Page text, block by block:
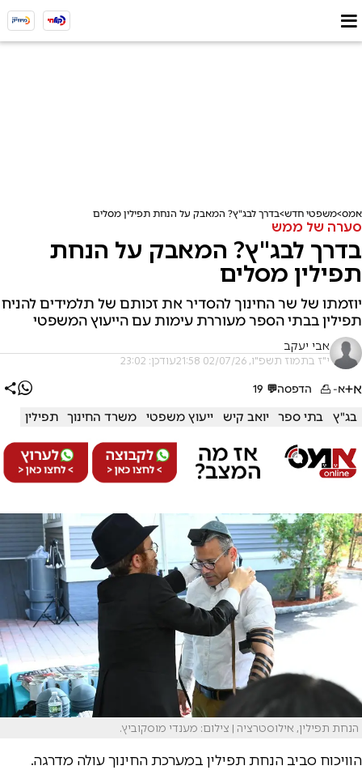
אמס משפטי חדש בדרך לבג"ץ? המאבק על הנחת תפילין מסלים
סערה של ממש
בדרך לבג"ץ? המאבק על הנחת
תפילין מסלים
יוזמתו של שר החינוך להסדיר את זכותם של תלמידים להניח
תפילין בבתי הספר מעוררת עימות עם הייעוץ המשפטי
אבי יעקב
י"ז בתמוז תשפ"ו, 02/07/26 21:58 עודכן: 23:02
א+א- הדפסה💬
19
בג"ץ בתי ספר יואב קיש ייעוץ משפטי משרד החינוך תפילין
הנחת תפילין, אילוסטרציה | צילום: מענדי מוסקוביץ.
הוויכוח סביב הנחת תפילין במערכת החינוך עולה מדרגה.